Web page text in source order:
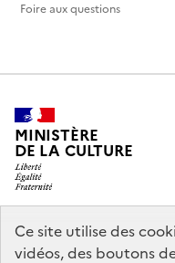
Ce site utilise des
vidéos, des boutons
Foire aux questions
MINISTÈRE
DE LA CULTURE
legifrance.gouv.fr